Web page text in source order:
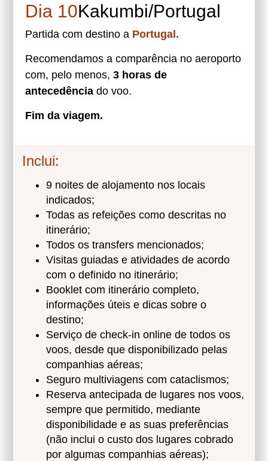
Dia 10Kakumbi/Portugal
Partida com destino a Portugal.
Recomendamos a comparência no aeroporto
com, pelo menos,3 horas de
antecedência do voo.
Fim da viagem.
Inclui:
9 noites de alojamento nos locais
indicados;
Todas as refeições como descritas no
itinerário;
Todos os transfers mencionados;
Visitas guiadas e atividades de acordo
com o definido no itinerário;
Booklet com itinerário completo,
informações úteis e dicas sobre o
destino;
Serviço de check-in online de todos os
voos, desde que disponibilizado pelas
companhias aéreas;
Seguro multiviagens com cataclismos;
Reserva antecipada de lugares nos voos,
sempre que permitido, mediante
disponibilidade e as suas preferências
(não inclui o custo dos lugares cobrado
por algumas companhias aéreas);